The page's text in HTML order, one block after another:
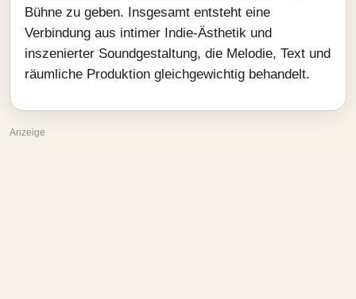
Bühne zu geben. Insgesamt entsteht eine
Verbindung aus intimer Indie-Ästhetik und
inszenierter Soundgestaltung, die Melodie, Text und
räumliche Produktion gleichgewichtig behandelt.
Anzeige